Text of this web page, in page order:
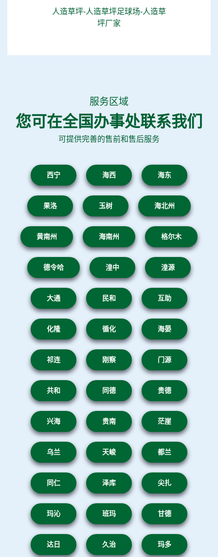
人造草坪-人造草坪足球场-人造草
坪厂家
服务区域
您可在全国办事处联系我们
可提供完善的售前和售后服务
西宁 海西 海东
果洛 玉树 海北州
黄南州 海南州 格尔木
德令哈 湟中 湟源
大通 民和 互助
化隆 循化 海晏
祁连 刚察 门源
共和 同德 贵德
兴海 贵南 茫崖
乌兰 天峻 都兰
同仁 泽库 尖扎
玛沁 班玛 甘德
达日 久治 玛多